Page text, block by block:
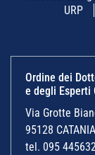
URP
Ordine dei
e degli Esperti
Via Grotte
95128 CATANIA
tel. 095